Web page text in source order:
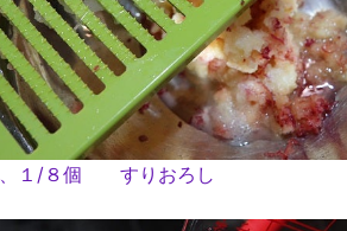
、１/８個 すりおろし